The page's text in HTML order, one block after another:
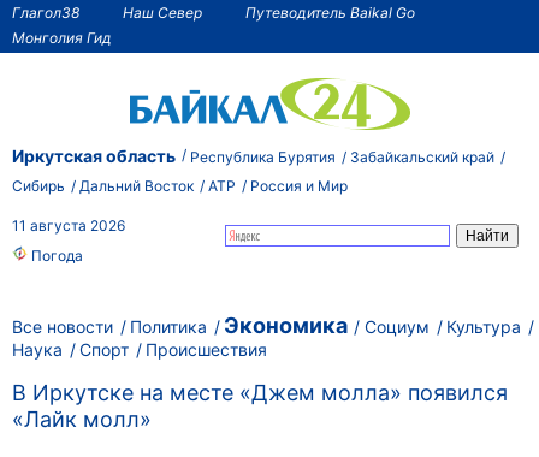
Глагол38 Наш Север
Путеводитель Baikal Go
Монголия Гид
Иркутская область Республика Бурятия
Забайкальский край
Сибирь
Дальний Восток АТР Россия и Мир
11 августа 2026
Погода
Все новости Политика Экономика Социум
Культура
Наука
Спорт Происшествия
В Иркутске на месте «Джем молла» появился
«Лайк молл»